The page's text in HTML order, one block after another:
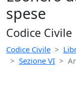
spese
Codice Civile
Codice Civile
Sezione VI